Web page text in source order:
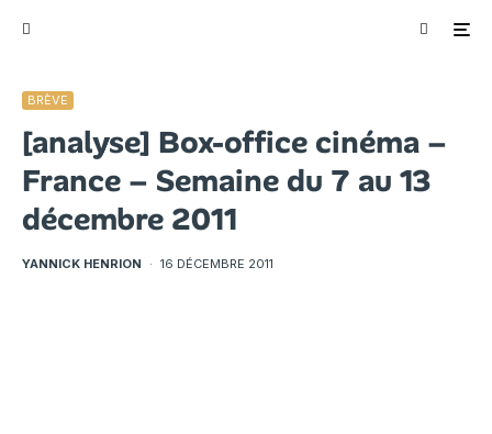
BRÈVE
[analyse] Box-office cinéma –
France – Semaine du 7 au 13
décembre 2011
YANNICK HENRION · 16 DÉCEMBRE 2011